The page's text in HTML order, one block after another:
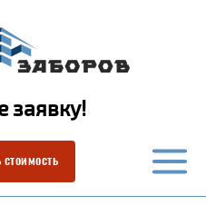
заявку!
стоимость